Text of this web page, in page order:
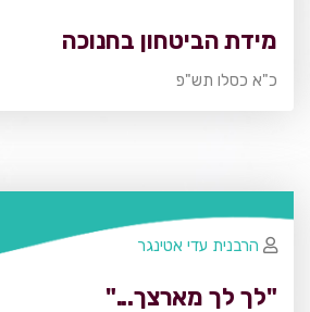
מידת הביטחון בחנוכה
כ"א כסלו תש"פ
"לך לך מארצך..."
הרבנית עדי אטינגר